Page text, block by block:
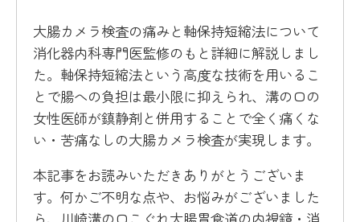
大腸カメラ検査の痛みと軸保持短縮法について
消化器内科専門医監修のもと詳細に解説しまし
た。軸保持短縮法という高度な技術を用いるこ
とで腸への負担は最小限に抑えられ、溝の口の
女性医師が鎮静剤と併用することで全く痛くな
い・苦痛なしの大腸カメラ検査が実現します。
本記事をお読みいただきありがとうございま
す。何かご不明な点や、お悩みがございました